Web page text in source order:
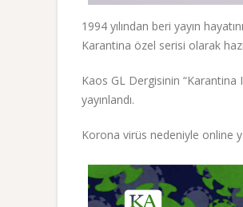
1994 yılından beri yayın
Karantina özel serisi olarak
Kaos GL Dergisinin “Karantina
yayınlandı.
Korona virüs nedeniyle online